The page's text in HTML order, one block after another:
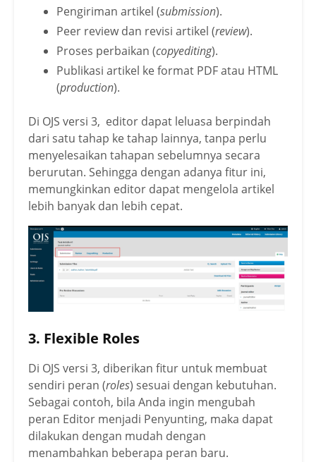
Pengiriman artikel (submission).
Peer review dan revisi artikel (review).
Proses perbaikan (copyediting).
Publikasi artikel ke format PDF atau HTML
(production).
Di OJS versi 3, editor dapat leluasa berpindah
dari satu tahap ke tahap lainnya, tanpa perlu
menyelesaikan tahapan sebelumnya secara
berurutan. Sehingga dengan adanya fitur ini,
memungkinkan editor dapat mengelola artikel
lebih banyak dan lebih cepat.
3. Flexible Roles
Di OJS versi 3, diberikan fitur untuk membuat
sendiri peran (roles) sesuai dengan kebutuhan.
Sebagai contoh, bila Anda ingin mengubah
peran Editor menjadi Penyunting, maka dapat
dilakukan dengan mudah dengan
menambahkan beberapa peran baru.